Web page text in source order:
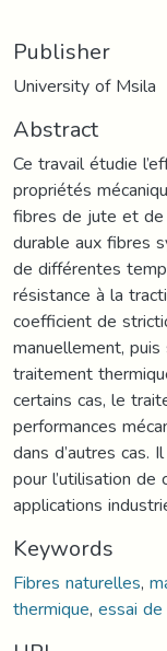
Publisher
University of Msila
Abstract
Ce travail étudie
propriétés
fibres de jute et de
durable aux fibres
de différentes
résistance à la
coefficient de
manuellement,
traitement
certains cas, le
performances
dans d’autres cas.
pour l’utilisation
applications
Keywords
Fibres naturelles,
thermique,essai